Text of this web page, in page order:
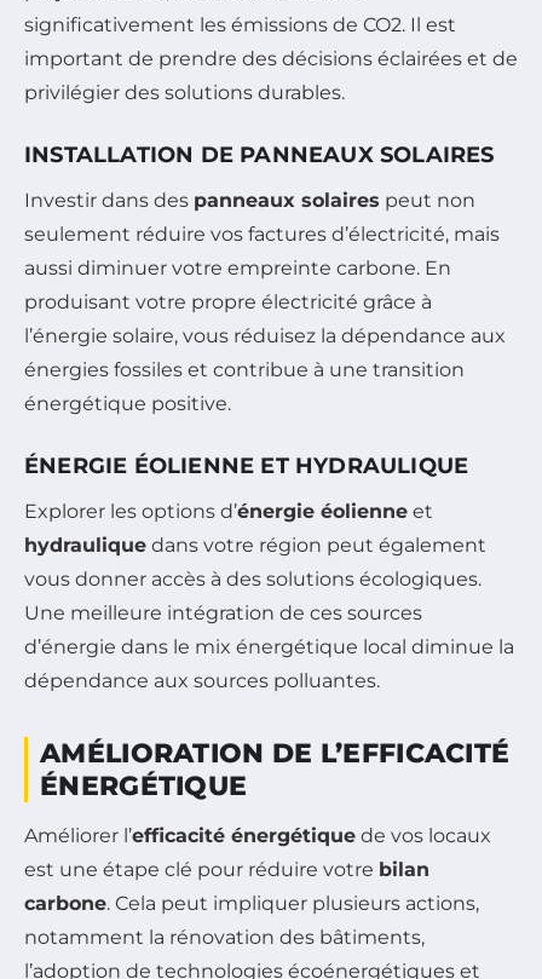
significativement les émissions de CO2. Il est
important de prendre des décisions éclairées et de
privilégier des solutions durables.
INSTALLATION DE PANNEAUX SOLAIRES
Investir dans des panneaux solaires peut non
seulement réduire vos factures d’électricité, mais
aussi diminuer votre empreinte carbone. En
produisant votre propre électricité grâce à
l’énergie solaire, vous réduisez la dépendance aux
énergies fossiles et contribue à une transition
énergétique positive.
ÉNERGIE ÉOLIENNE ET HYDRAULIQUE
Explorer les options d’énergie éolienne et
hydraulique dans votre région peut également
vous donner accès à des solutions écologiques.
Une meilleure intégration de ces sources
d’énergie dans le mix énergétique local diminue la
dépendance aux sources polluantes.
AMÉLIORATION DE L’EFFICACITÉ
ÉNERGÉTIQUE
Améliorer l’efficacité énergétique de vos locaux
est une étape clé pour réduire votre bilan
carbone. Cela peut impliquer plusieurs actions,
notamment la rénovation des bâtiments,
l’adoption de technologies écoénergétiques et